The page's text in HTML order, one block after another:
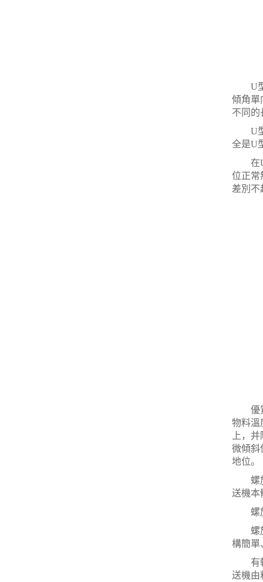
U型
傾角單
不同的
U型
全是U
在U
位正常
差別不
優質
物料溫
上，
微傾斜
地位。
螺旋
送機本
螺旋
螺旋
構簡單
有軸
送機由